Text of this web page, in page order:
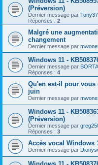
(Préversion)
Dernier message par Tony37
Réponses : 2
Malgré une
changement
Dernier message par
Windows 11 -
Dernier message par
Réponses : 4
Qu'en est-il pour vous
juin
Dernier message par
Windows 11 -
(Préversion)
Dernier message par
Réponses : 3
Accès vocal Windows
Dernier message par